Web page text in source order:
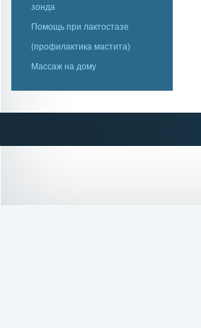
зонда
Помощь при лактостазе
(профилактика мастита)
Массаж на дому